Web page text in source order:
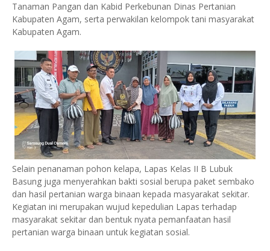
Tanaman Pangan dan Kabid Perkebunan Dinas Pertanian
Kabupaten Agam, serta perwakilan kelompok tani masyarakat
Kabupaten Agam.
Selain penanaman pohon kelapa, Lapas Kelas II B Lubuk
Basung juga menyerahkan bakti sosial berupa paket sembako
dan hasil pertanian warga binaan kepada masyarakat sekitar.
Kegiatan ini merupakan wujud kepedulian Lapas terhadap
masyarakat sekitar dan bentuk nyata pemanfaatan hasil
pertanian warga binaan untuk kegiatan sosial.